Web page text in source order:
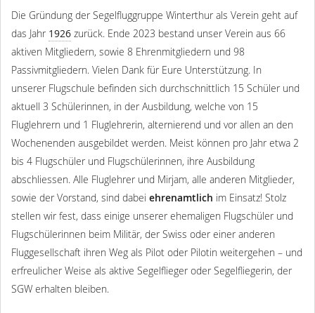
Die Gründung der Segelfluggruppe Winterthur als Verein geht auf
das Jahr 1926 zurück. Ende 2023 bestand unser Verein aus 66
aktiven Mitgliedern, sowie 8 Ehrenmitgliedern und 98
Passivmitgliedern. Vielen Dank für Eure Unterstützung. In
unserer Flugschule befinden sich durchschnittlich 15 Schüler und
aktuell 3 Schülerinnen, in der Ausbildung, welche von 15
Fluglehrern und 1 Fluglehrerin, alternierend und vor allen an den
Wochenenden ausgebildet werden. Meist können pro Jahr etwa 2
bis 4 Flugschüler und Flugschülerinnen, ihre Ausbildung
abschliessen. Alle Fluglehrer und Mirjam, alle anderen Mitglieder,
sowie der Vorstand, sind dabei ehrenamtlich im Einsatz! Stolz
stellen wir fest, dass einige unserer ehemaligen Flugschüler und
Flugschülerinnen beim Militär, der Swiss oder einer anderen
Fluggesellschaft ihren Weg als Pilot oder Pilotin weitergehen – und
erfreulicher Weise als aktive Segelflieger oder Segelfliegerin, der
SGW erhalten bleiben.